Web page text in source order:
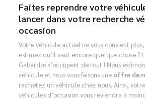
Faites reprendre votre
lancer dans votre recherche
occasion
Votre véhicule actuel ne vous convient
estimez qu’il vaut encore quelque chose ?
Gabardos s’occupent de tout ! Nous
véhicule et nous vous faisons une offre de
rachetez un véhicule chez nous. Ainsi,
véhicules d’occasion vous reviendra à